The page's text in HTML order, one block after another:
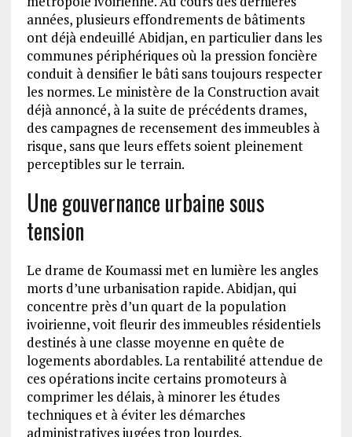
années, plusieurs effondrements de bâtiments
ont déjà endeuillé Abidjan, en particulier dans les
communes périphériques où la pression foncière
conduit à densifier le bâti sans toujours respecter
les normes. Le ministère de la Construction avait
déjà annoncé, à la suite de précédents drames,
des campagnes de recensement des immeubles à
risque, sans que leurs effets soient pleinement
perceptibles sur le terrain.
Une gouvernance urbaine sous
tension
Le drame de Koumassi met en lumière les angles
morts d’une urbanisation rapide. Abidjan, qui
concentre près d’un quart de la population
ivoirienne, voit fleurir des immeubles résidentiels
destinés à une classe moyenne en quête de
logements abordables. La rentabilité attendue de
ces opérations incite certains promoteurs à
comprimer les délais, à minorer les études
techniques et à éviter les démarches
administratives jugées trop lourdes.